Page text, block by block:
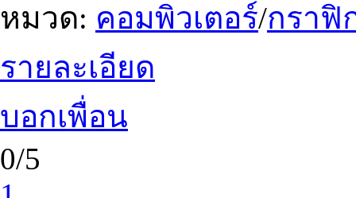
หมวด: คอมพิวเตอร์/กราฟิ
รายละเอียด
บอกเพื่อน
0/5